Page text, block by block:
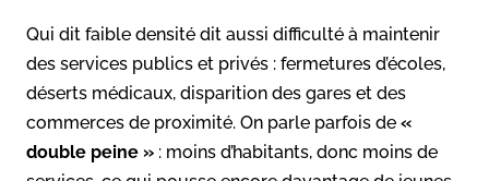
Qui dit faible densité dit aussi difficulté à maintenir
des services publics et privés : fermetures d’écoles,
déserts médicaux, disparition des gares et des
commerces de proximité. On parle parfois de «
double peine » : moins d’habitants, donc moins de